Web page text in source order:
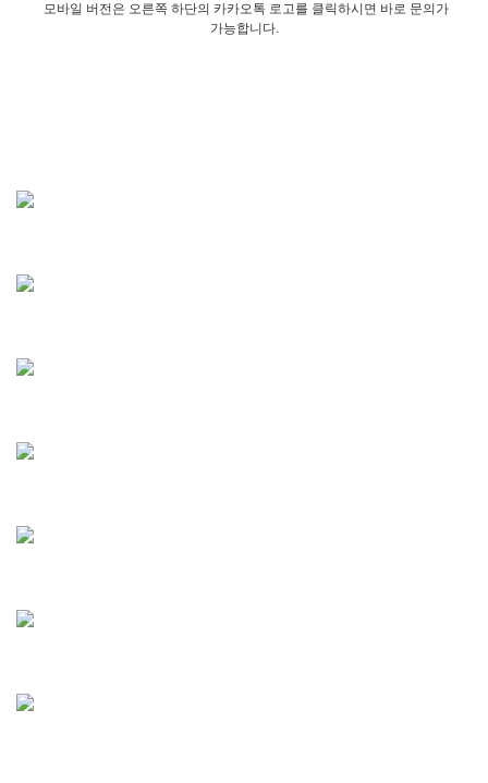
모바일 버전은 오른쪽 하단의 카카오톡 로고를 클릭하시면 바로 문의가
가능합니다.